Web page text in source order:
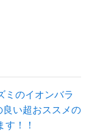
のイオンバラ
い超おススメの
！！